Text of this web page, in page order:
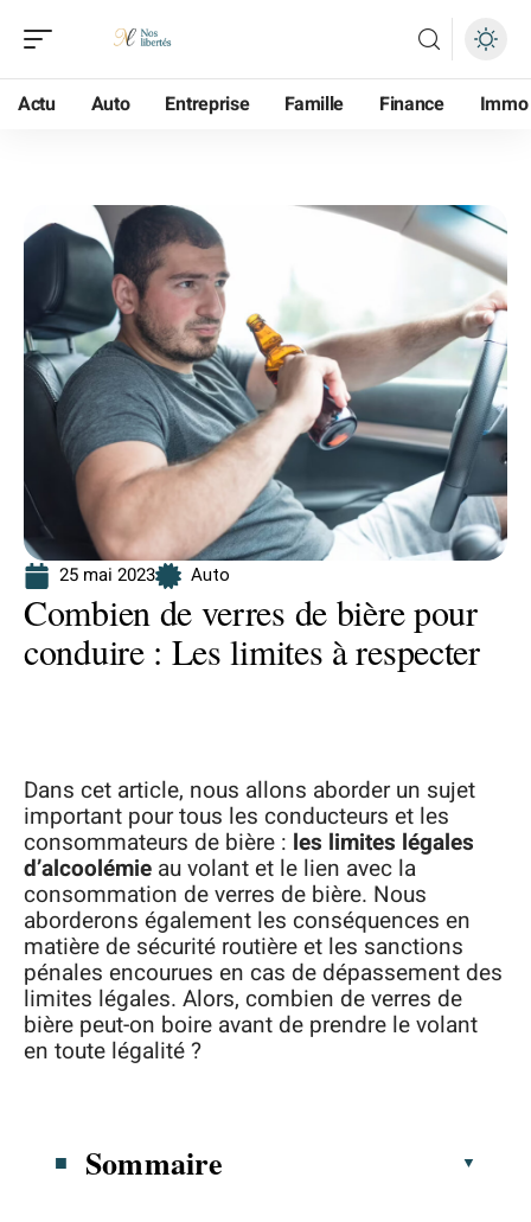
Actu Auto Entreprise Famille Finance Immo
25 mai 2023 Auto
Combien de verres de bière pour
conduire : Les limites à respecter
Dans cet article, nous allons aborder un sujet
important pour tous les conducteurs et les
consommateurs de bière : les limites légales
d’alcoolémie au volant et le lien avec la
consommation de verres de bière. Nous
aborderons également les conséquences en
matière de sécurité routière et les sanctions
pénales encourues en cas de dépassement des
limites légales. Alors, combien de verres de
bière peut-on boire avant de prendre le volant
en toute légalité ?
Sommaire